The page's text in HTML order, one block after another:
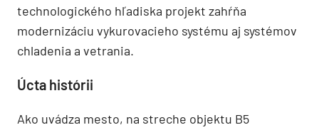
technologického hľadiska projekt zahŕňa
modernizáciu vykurovacieho systému aj systémov
chladenia a vetrania.
Úcta histórii
Ako uvádza mesto, na streche objektu B5